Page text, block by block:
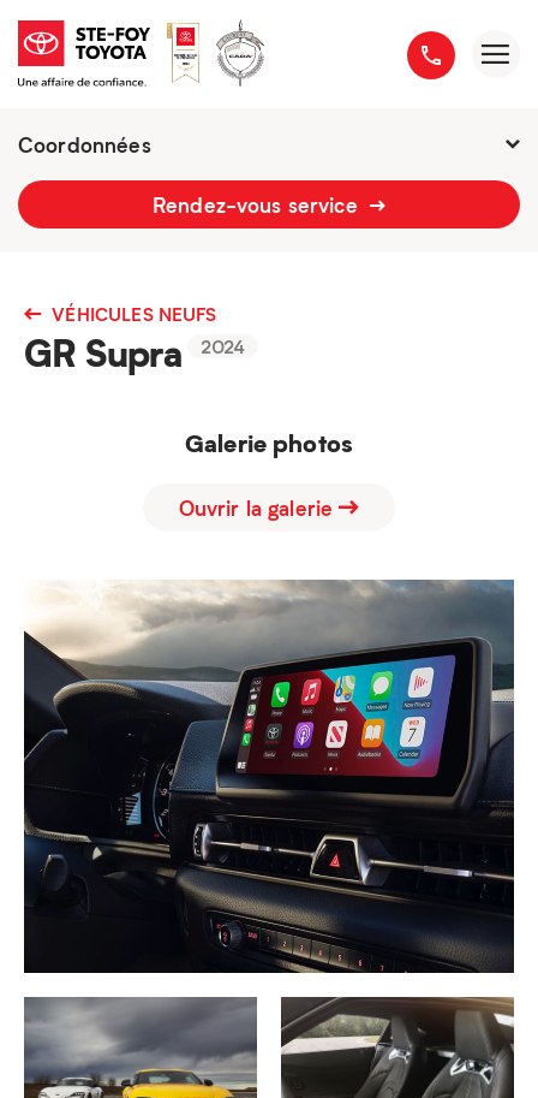
Coordonnées
2777 boulevard du Versant-Nord
Rendez-vous service
VÉHICULES NEUFS
GR Supra 2024
Galerie photos
Ouvrir la galerie